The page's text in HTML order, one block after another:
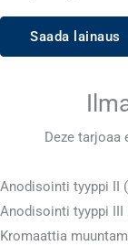
Saada lainaus
Deze
Anodisointi tyyppi II
Anodisointi tyyppi III
Kromaattia